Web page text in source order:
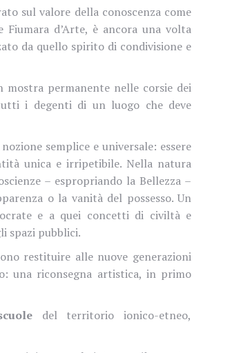
sul valore della conoscenza come
Fiumara d’Arte, è ancora una volta
da quello spirito di condivisione e
mostra permanente nelle corsie dei
i degenti di un luogo che deve
semplice e universale: essere
unica e irripetibile. Nella natura
– espropriando la Bellezza –
o la vanità del possesso. Un
e a quei concetti di civiltà e
spazi pubblici.
restituire alle nuove generazioni
una riconsegna artistica, in primo
del territorio ionico-etneo,